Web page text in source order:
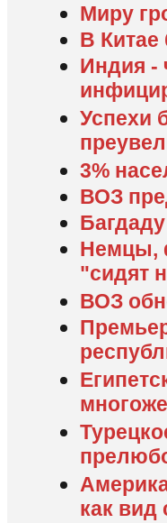
Миру
В
Индия -
Успехи
3%
ВОЗ
Немцы,
"сидят
ВОЗ
как вид